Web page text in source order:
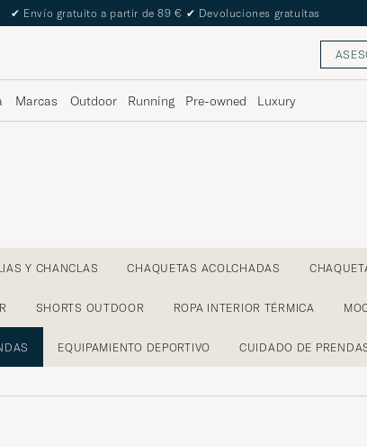
✔ Envío gratuito a partir de 89 € ✔ Devoluciones gratuitas
Marcas Outdoor Running Pre-owned Luxury
Y CHANCLAS CHAQUETAS ACOLCHADAS
SHORTS OUTDOOR ROPA INTERIOR TÉRMICA
EQUIPAMIENTO DEPORTIVO CUIDADO DE